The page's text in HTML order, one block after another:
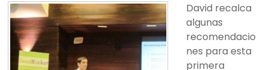
David recalca
algunas
recomendacio
nes para esta
primera